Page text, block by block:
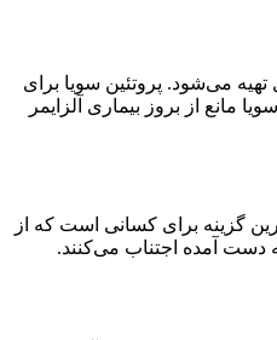
می‌شود. پروتئین سویا برای
از بروز بیماری آلزایمر
گزینه برای کسانی است که از
آمده اجتناب می‌کنند.